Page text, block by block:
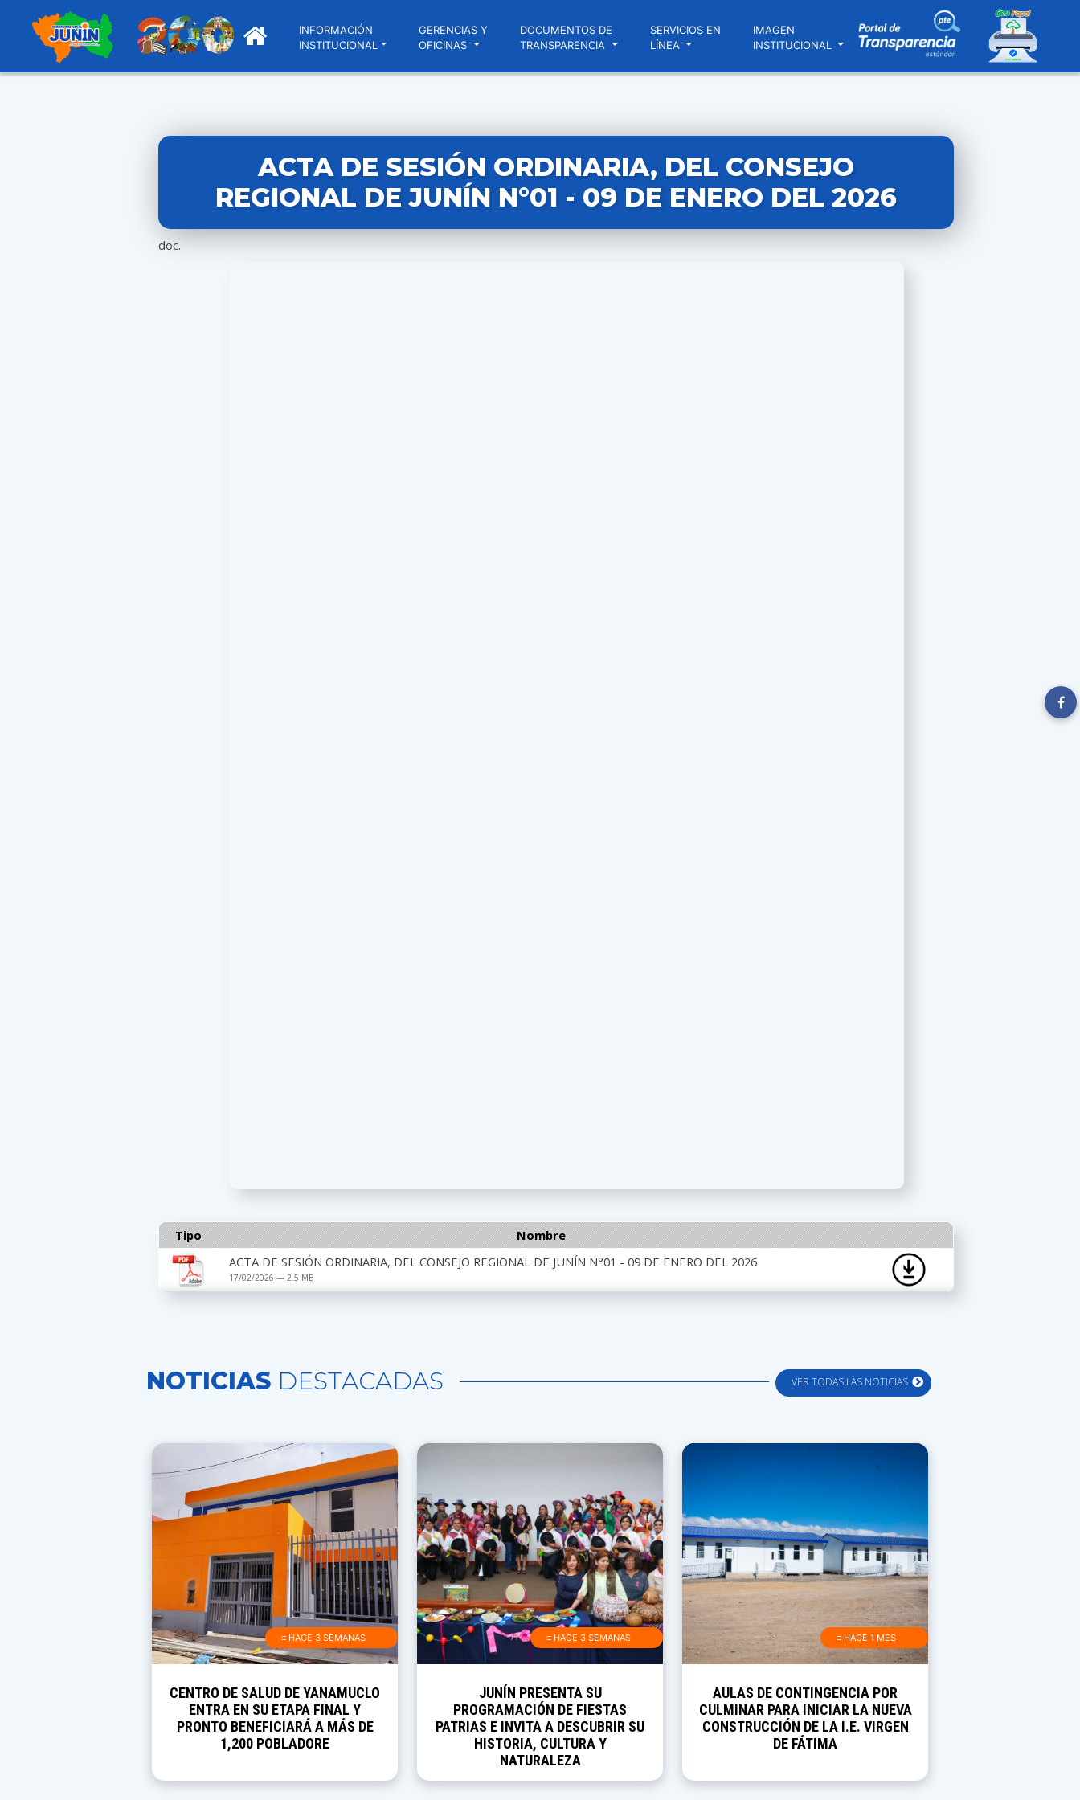
INFORMACIÓN
INSTITUCIONAL
GERENCIAS Y
OFICINAS
DOCUMENTOS DE
TRANSPARENCIA
SERVICIOS EN
LÍNEA
IMAGEN
INSTITUCIONAL
ACTA DE SESIÓN ORDINARIA, DEL CONSEJO
REGIONAL DE JUNÍN N°01 - 09 DE ENERO DEL 2026
doc.
Tipo
Nombre
ACTA DE SESIÓN ORDINARIA, DEL CONSEJO REGIONAL DE JUNÍN N°01 - 09 DE ENERO DEL 2026
17/02/2026 — 2.5 MB
VER TODAS LAS NOTICIAS
NOTICIAS DESTACADAS
≡ HACE 3 SEMANAS
CENTRO DE SALUD DE YANAMUCLO
ENTRA EN SU ETAPA FINAL Y
PRONTO BENEFICIARÁ A MÁS DE
1,200 POBLADORE
≡ HACE 3 SEMANAS
JUNÍN PRESENTA SU
PROGRAMACIÓN DE FIESTAS
PATRIAS E INVITA A DESCUBRIR SU
HISTORIA, CULTURA Y
NATURALEZA
≡ HACE 1 MES
AULAS DE CONTINGENCIA POR
CULMINAR PARA INICIAR LA NUEVA
CONSTRUCCIÓN DE LA I.E. VIRGEN
DE FÁTIMA